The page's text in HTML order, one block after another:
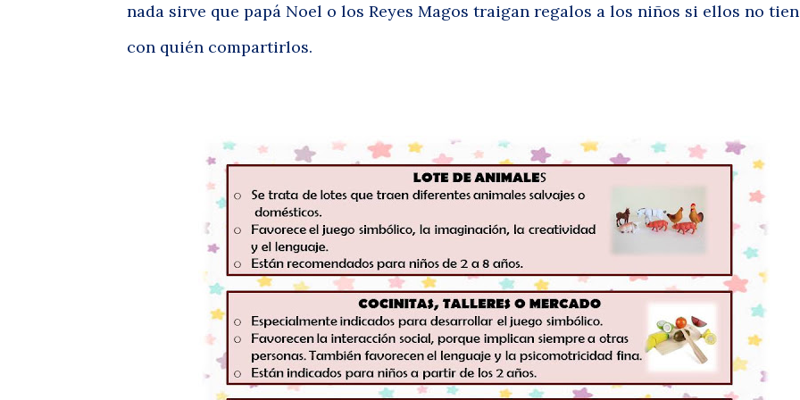
nada sirve que papá Noel o los Reyes Magos traigan regalos a los niños si ellos no
con quién compartirlos.